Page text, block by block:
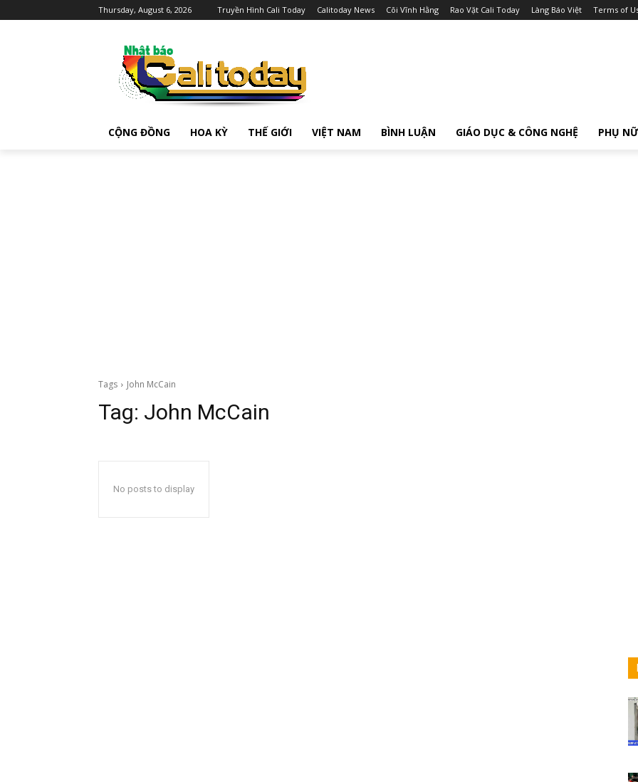
Thursday, August 6, 2026 Truyền Hình Cali Today Calitoday News Cõi Vĩnh Hằng Rao Vặt Cali Today Làng Báo Việt Terms of
CỘNG ĐỒNG HOA KỲ THẾ GIỚI VIỆT NAM BÌNH LUẬN GIÁO DỤC & CÔNG NGHỆ PHỤ NỮ
Tags John McCain
Tag: John McCain
No posts to display